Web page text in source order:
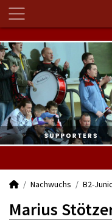
Nachwuchs B2-
Marius